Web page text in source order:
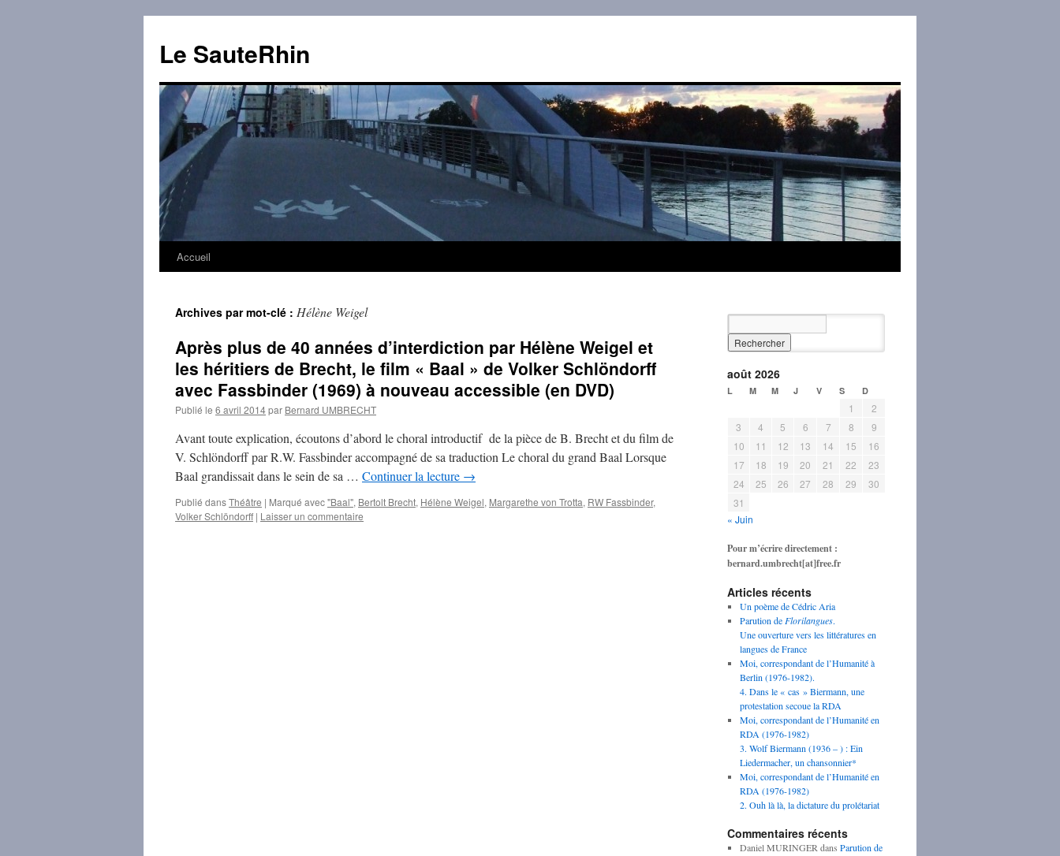
contenu
Le SauteRhin
Accueil
Archives par mot-clé : Hélène Weigel
Après plus de 40 années d’interdiction par Hélène Weigel et
les héritiers de Brecht, le film « Baal » de Volker Schlöndorff
avec Fassbinder (1969) à nouveau accessible (en DVD)
Publié le 6 avril 2014par Bernard UMBRECHT
Avant toute explication, écoutons d’abord le choral introductif de la pièce de B. Brecht et du film de
V. Schlöndorff par R.W. Fassbinder accompagné de sa traduction Le choral du grand Baal Lorsque
Baal grandissait dans le sein de sa … Continuer la lecture →
Publié dansThéâtre | Marqué avec"Baal", Bertolt Brecht, Hélène Weigel, Margarethe von Trotta, RW Fassbinder,
Volker Schlöndorff | Laisser un commentaire
août 2026
L M M J V S D
1
2
3
4 5 6 7 8
9
10
11 12 13 14 15
16
17
18 19 20 21 22
23
24
25 26 27 28 29
30
31
« Juin
Pour m’écrire directement :
bernard.umbrecht[at]free.fr
Articles récents
Un poème de Cédric Aria
Parution de Florilangues.
Une ouverture vers les littératures en
langues de France
Moi, correspondant de l’Humanité à
Berlin (1976-1982).
4. Dans le « cas » Biermann, une
protestation secoue la RDA
Moi, correspondant de l’Humanité en
RDA (1976-1982)
3. Wolf Biermann (1936 – ) : Ein
Liedermacher, un chansonnier*
Moi, correspondant de l’Humanité en
RDA (1976-1982)
2. Ouh là là, la dictature du prolétariat
Commentaires récents
Daniel MURINGER dans Parution de